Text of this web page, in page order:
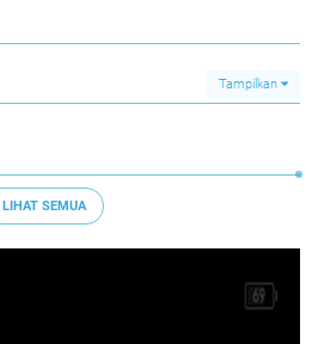
Tampilkan
LIHAT SEMUA